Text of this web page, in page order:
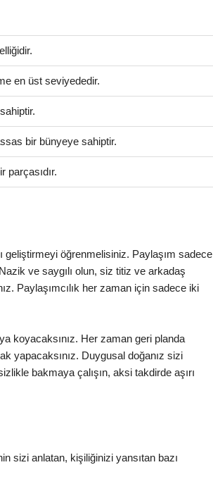
en üst seviyededir.
bir bünyeye sahiptir.
parçasıdır.
geliştirmeyi öğrenmelisiniz. Paylaşım sadece
ve saygılı olun, siz titiz ve arkadaş
Paylaşımcılık her zaman için sadece iki
koyacaksınız. Her zaman geri planda
yapacaksınız. Duygusal doğanız sizi
bakmaya çalışın, aksi takdirde aşırı
sizi anlatan, kişiliğinizi yansıtan bazı